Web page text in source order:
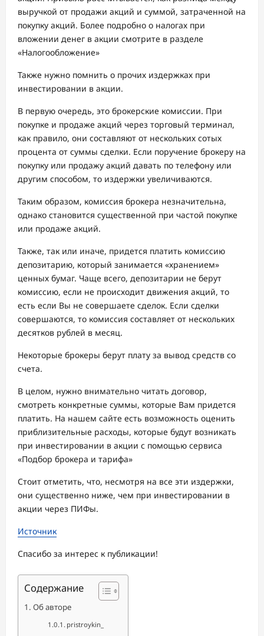
выручкой от продажи акций и суммой, затраченной на
покупку акций. Более подробно о налогах при
вложении денег в акции смотрите в разделе
«Налогообложение»
Также нужно помнить о прочих издержках при
инвестировании в акции.
В первую очередь, это брокерские комиссии. При
покупке и продаже акций через торговый терминал,
как правило, они составляют от нескольких сотых
процента от суммы сделки. Если поручение брокеру на
покупку или продажу акций давать по телефону или
другим способом, то издержки увеличиваются.
Таким образом, комиссия брокера незначительна,
однако становится существенной при частой покупке
или продаже акций.
Также, так или иначе, придется платить комиссию
депозитарию, который занимается «хранением»
ценных бумаг. Чаще всего, депозитарии не берут
комиссию, если не происходит движения акций, то
есть если Вы не совершаете сделок. Если сделки
совершаются, то комиссия составляет от нескольких
десятков рублей в месяц.
Некоторые брокеры берут плату за вывод средств со
счета.
В целом, нужно внимательно читать договор,
смотреть конкретные суммы, которые Вам придется
платить. На нашем сайте есть возможность оценить
приблизительные расходы, которые будут возникать
при инвестировании в акции с помощью сервиса
«Подбор брокера и тарифа»
Стоит отметить, что, несмотря на все эти издержки,
они существенно ниже, чем при инвестировании в
акции через ПИФы.
Источник
Спасибо за интерес к публикации!
Содержание
Об авторе
pristroykin_